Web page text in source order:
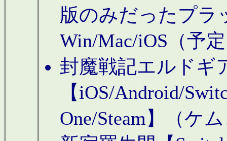
版のみだったプラ
Win/Mac/iOS（予
封魔戦記エルドギ
【iOS/Android/
One/Steam】（ケ